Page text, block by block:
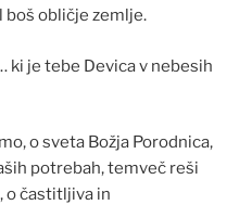
obličje zemlje.
ki je tebe Devica v nebesih
o sveta Božja Porodnica,
potrebah, temveč reši
o častitljiva in